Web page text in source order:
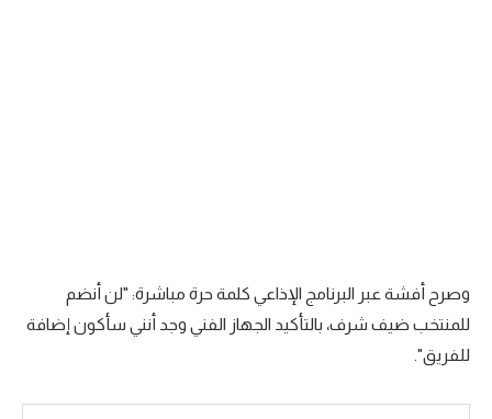
منتخب مصر
سعودي في الجول
الدوري الإنجليزي
وصرح أفشة عبر البرنامج الإذاعي كلمة حرة مباشرة: "لن أنضم
للمنتخب ضيف شرف، بالتأكيد الجهاز الفني وجد أنني سأكون إضافة
للفريق".